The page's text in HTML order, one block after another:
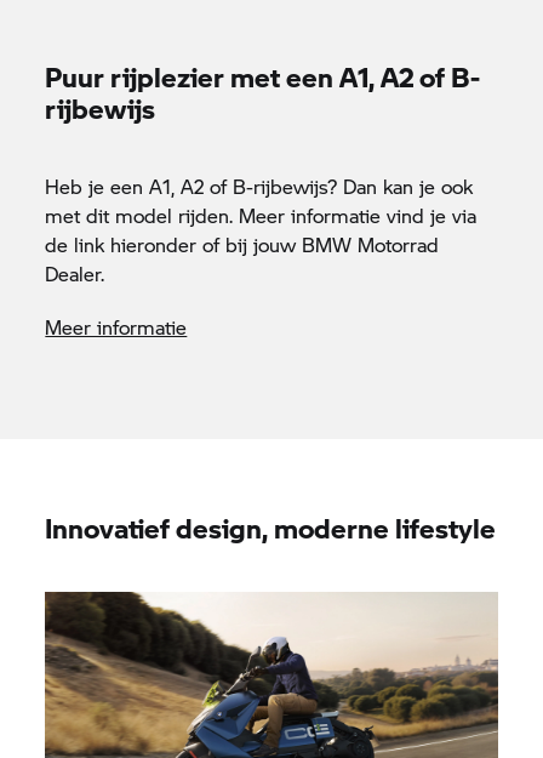
Puur rijplezier met een A1, A2 of B-
rijbewijs
Heb je een A1, A2 of B-rijbewijs? Dan kan je ook
met dit model rijden. Meer informatie vind je via
de link hieronder of bij jouw BMW Motorrad
Dealer.
Meer informatie
Innovatief design, moderne lifestyle